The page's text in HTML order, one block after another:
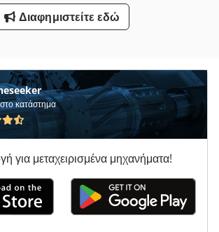
Το Πρότυπο
Άξονα Με Άρση Στάδιο 4
Διαφημιστείτε εδώ
κατάστημα
για μεταχειρισμένα μηχανήματα!